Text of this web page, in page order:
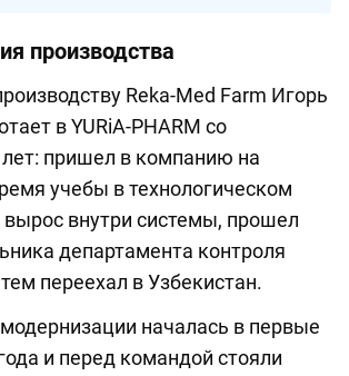
производства
Reka-Med Farm Игорь
в YURiA-PHARM со
лет: пришел в компанию на
учебы в технологическом
вырос внутри системы, прошел
департамента контроля
переехал в Узбекистан.
началась в первые
и перед командой стояли